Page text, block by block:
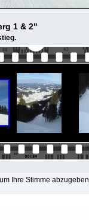
1 & 2"
Ihre Stimme abzugeben